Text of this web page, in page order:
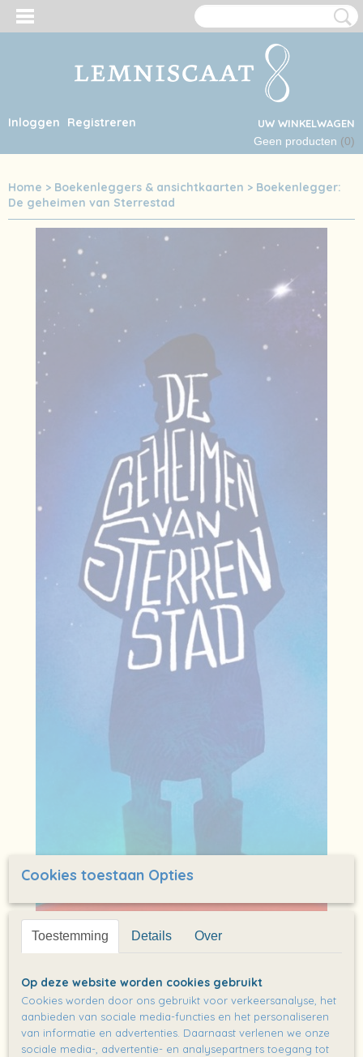
Inloggen Registreren
UW WINKELWAGEN
Geen producten (0)
Home > Boekenleggers & ansichtkaarten > Boekenlegger:
De geheimen van Sterrestad
Boekenlegger: De geheimen van
Cookies toestaan Opties
Toestemming Details Over
Op deze website worden cookies gebruikt
Cookies worden door ons gebruikt voor verkeersanalyse, het
aanbieden van sociale media-functies en het personaliseren
van informatie en advertenties. Daarnaast verlenen we onze
sociale media-, advertentie- en analysepartners toegang tot